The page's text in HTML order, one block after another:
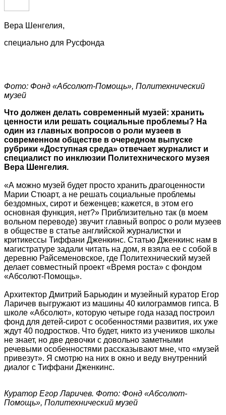
Вера Шенгелия,
специально для Русфонда
Фото: Фонд «Абсолют-Помощь», Политехнический
музей
Что должен делать современный музей: хранить
ценности или решать социальные проблемы? На
один из главных вопросов о роли музеев в
современном обществе в очередном выпуске
рубрики «Доступная среда» отвечает журналист и
специалист по инклюзии Политехнического музея
Вера Шенгелия.
«А можно музей будет просто хранить драгоценности
Марии Стюарт, а не решать социальные проблемы
бездомных, сирот и беженцев; кажется, в этом его
основная функция, нет?» Приблизительно так (в моем
вольном переводе) звучит главный вопрос о роли музеев
в обществе в статье английской журналистки и
критикессы Тиффани Дженкинс. Статью Дженкинс нам в
магистратуре задали читать на дом, я взяла ее с собой в
деревню Райсеменовское, где Политехнический музей
делает совместный проект «Время роста» с фондом
«Абсолют-Помощь».
Архитектор Дмитрий Барьюдин и музейный куратор Егор
Ларичев выгружают из машины 40 килограммов гипса. В
школе «Абсолют», которую четыре года назад построил
фонд для детей-сирот с особенностями развития, их уже
ждут 40 подростков. Что будет, никто из учеников школы
не знает, но две девочки с довольно заметными
речевыми особенностями рассказывают мне, что «музей
привезут». Я смотрю на них в окно и веду внутренний
диалог с Тиффани Дженкинс.
Куратор Егор Ларичев. Фото: Фонд «Абсолют-
Помощь», Политехнический музей